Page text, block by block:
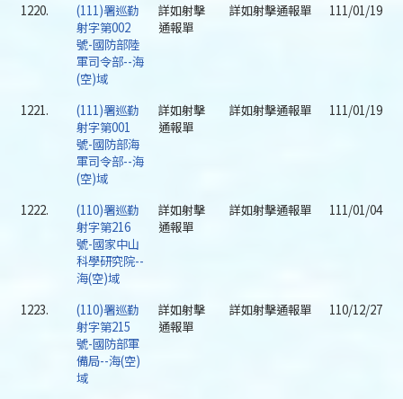
1220.
(111)署巡勤
射字第002
號-國防部陸
軍司令部--海
(空)域
詳如射擊
通報單
詳如射擊通報單 111/01/19
1221.
(111)署巡勤
射字第001
號-國防部海
軍司令部--海
(空)域
詳如射擊
通報單
詳如射擊通報單 111/01/19
1222.
(110)署巡勤
射字第216
號-國家中山
科學研究院--
海(空)域
詳如射擊
通報單
詳如射擊通報單 111/01/04
1223.
(110)署巡勤
射字第215
號-國防部軍
備局--海(空)
域
詳如射擊
通報單
詳如射擊通報單 110/12/27